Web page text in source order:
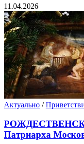
11.04.2026
Актуально /
Патриарха